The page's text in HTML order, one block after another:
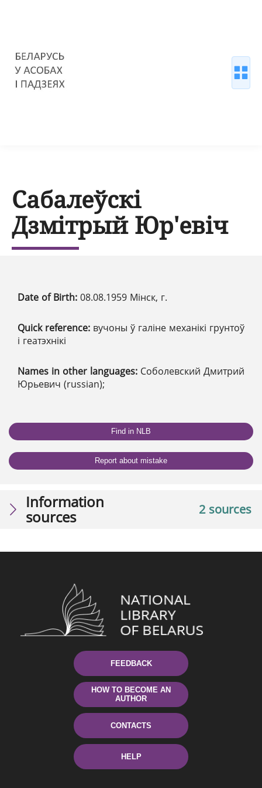
Сабалеўскі
Дзмітрый Юр'евіч
Date of Birth: 08.08.1959 Мінск, г.
Quick reference: вучоны ў галіне механікі грунтоў
і геатэхнікі
Names in other languages: Соболевский Дмитрий
Юрьевич (russian);
Find in NLB
Report about mistake
2 sources
Information
sources
FEEDBACK
HOW TO BECOME AN
AUTHOR
CONTACTS
HELP